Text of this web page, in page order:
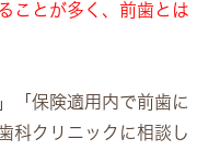
ことが多く、前歯とは
「保険適用内で前歯に
科クリニックに相談し